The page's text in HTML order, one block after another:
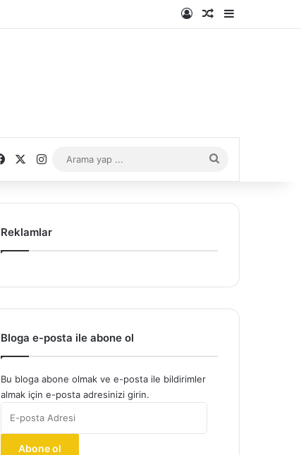
Kayıt OlRastgele Makale
Kenar
FacebookInstagram
yap
Reklamlar
Bloga e-posta ile abone ol
Bu bloga abone olmak ve e-posta ile bildirimler
almak için e-posta adresinizi girin.
posta
Abone ol